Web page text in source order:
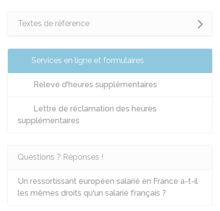
Textes de référence
Services en ligne et formulaires
Relevé d'heures supplémentaires
Lettre de réclamation des heures
supplémentaires
Questions ? Réponses !
Un ressortissant européen salarié en France a-t-il
les mêmes droits qu'un salarié français ?